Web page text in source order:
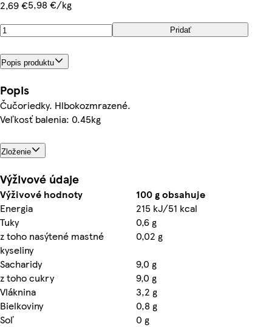
2,69 €5,98 €/kg
Pridať
Popis produktu
Popis
Čučoriedky. Hlbokozmrazené.
Veľkosť balenia: 0.45kg
Zloženie
Výživové údaje
Výživové hodnoty
100 g obsahuje
Energia
215 kJ/51 kcal
Tuky
0,6 g
z toho nasýtené mastné
kyseliny
0,02 g
Sacharidy
9,0 g
z toho cukry
9,0 g
Vláknina
3,2 g
Bielkoviny
0,8 g
Soľ
0 g